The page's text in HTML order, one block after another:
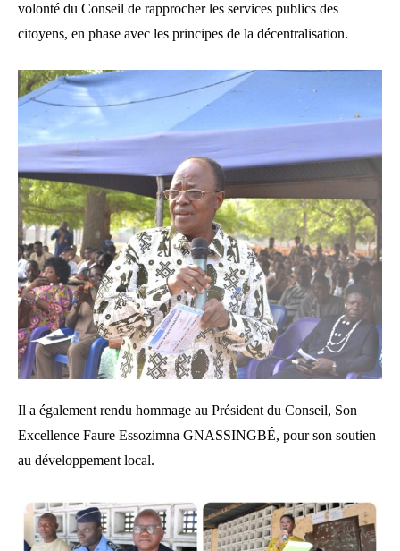
volonté du Conseil de rapprocher les services publics des
citoyens, en phase avec les principes de la décentralisation.
Il a également rendu hommage au Président du Conseil, Son
Excellence Faure Essozimna GNASSINGBÉ, pour son soutien
au développement local.